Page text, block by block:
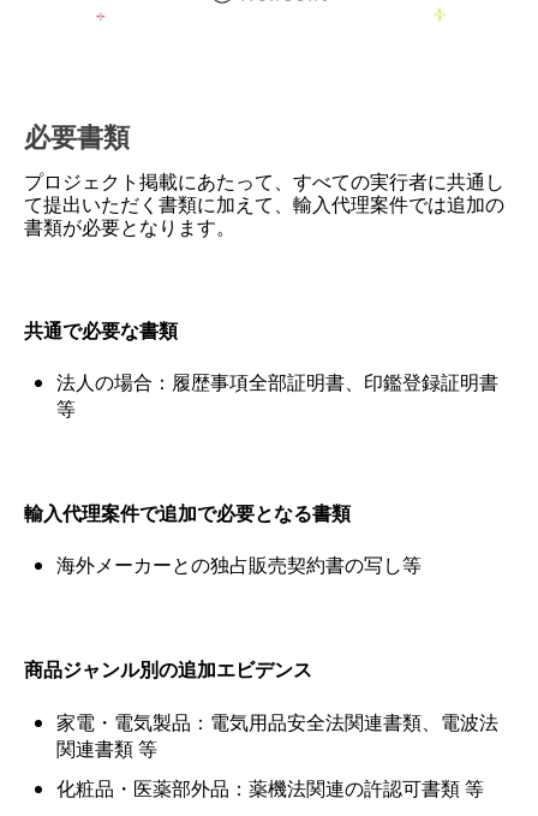
必要書類
プロジェクト掲載にあたって、すべての実行者に共通し
て提出いただく書類に加えて、輸入代理案件では追加の
書類が必要となります。
共通で必要な書類
法人の場合：履歴事項全部証明書、印鑑登録証明書
等
輸入代理案件で追加で必要となる書類
海外メーカーとの独占販売契約書の写し等
商品ジャンル別の追加エビデンス
家電・電気製品：電気用品安全法関連書類、電波法
関連書類 等
化粧品・医薬部外品：薬機法関連の許認可書類 等